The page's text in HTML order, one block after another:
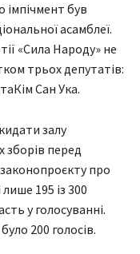
імпічмент був
асамблеї.
«Сила Народу» не
трьох депутатів:
Сан Ука.
залу
зборів перед
про
195 із 300
у голосуванні.
200 голосів.